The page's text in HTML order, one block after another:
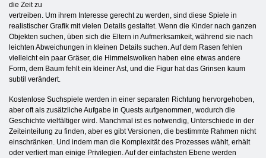
die Zeit zu
vertreiben. Um ihrem Interesse gerecht zu werden, sind diese Spiele in
realistischer Grafik mit vielen Details gestaltet. Wenn die Kinder nach ganzen
Objekten suchen, üben sich die Eltern in Aufmerksamkeit, während sie nach
leichten Abweichungen in kleinen Details suchen. Auf dem Rasen fehlen
vielleicht ein paar Gräser, die Himmelswolken haben eine etwas andere
Form, dem Baum fehlt ein kleiner Ast, und die Figur hat das Grinsen kaum
subtil verändert.
Kostenlose Suchspiele werden in einer separaten Richtung hervorgehoben,
aber oft als zusätzliche Aufgabe in Quests aufgenommen, wodurch die
Geschichte vielfältiger wird. Manchmal ist es notwendig, Unterschiede in der
Zeiteinteilung zu finden, aber es gibt Versionen, die bestimmte Rahmen nicht
einschränken. Und indem man die Komplexität des Prozesses wählt, erhält
oder verliert man einige Privilegien. Auf der einfachsten Ebene werden